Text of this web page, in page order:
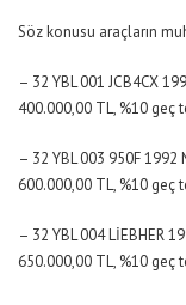
Söz konusu araçların
– 32 YBL 001 JCB4CX
400.000,00 TL, %10 geç
– 32 YBL 003 950F
600.000,00 TL, %10 geç
– 32 YBL 004 LİEBHER
650.000,00 TL, %10 geç